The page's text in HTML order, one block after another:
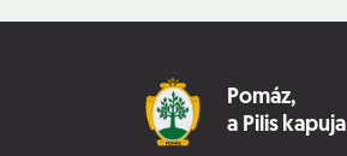
Pomáz,
a Pilis kapuja